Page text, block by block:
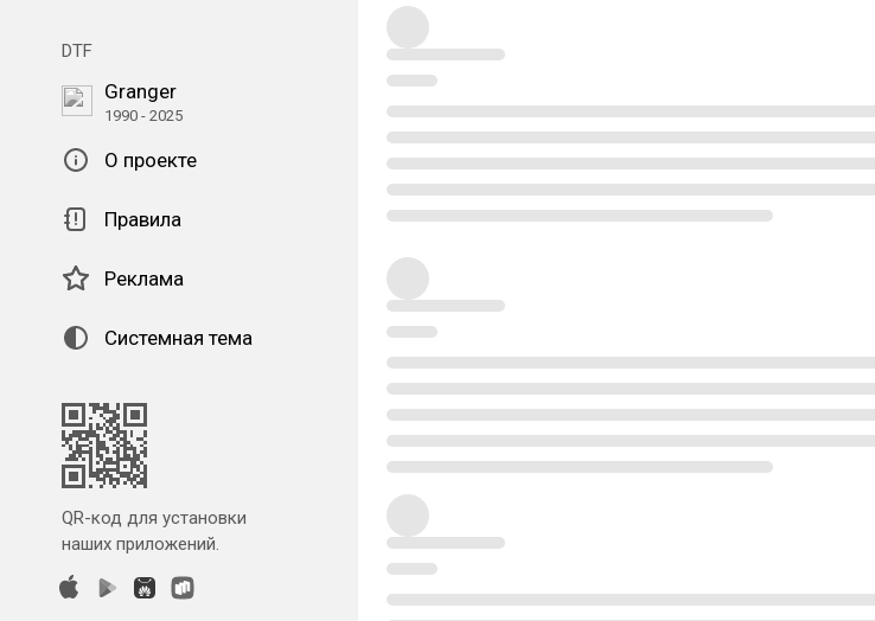
DTF
Granger
1990 - 2025
О проекте
Правила
Реклама
Системная тема
QR-код для установки
наших приложений.